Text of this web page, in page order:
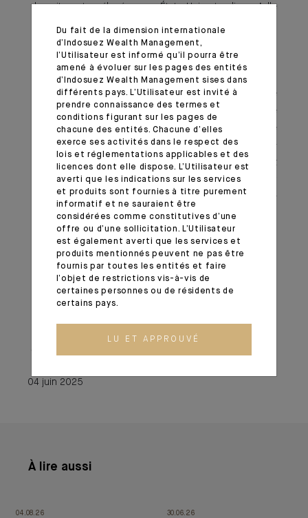
devrait rester élevée aux États-Unis, tandis qu’elle
Dans nos gestions, nous restons fortement diversifiés,
avec une préférence pour les actions des zones
bénéficiant de relance économique et une faible
exposition à la duration américaine sur la partie
obligataire. En parallèle, l’or demeure la valeur refuge
par excellence, tandis que nous restons prudents vis-
à-vis du dollar. Les actifs non cotés restent attractifs, et
nous aborderons dans cette édition l’intérêt de détenir
de la dette privée, notamment via des fonds semi-
liquides dans les allocations de portefeuille.
Important information
Monthly House View, 23.05.2025. - Excerpt of the Editorial
04 juin 2025
À lire aussi
04.08.26 30.06.26
Du fait de la dimension internationale
d’Indosuez Wealth Management,
l’Utilisateur est informé qu’il pourra être
amené à évoluer sur les pages des entités
d’Indosuez Wealth Management sises dans
différents pays. L’Utilisateur est invité à
prendre connaissance des termes et
conditions figurant sur les pages de
chacune des entités. Chacune d’elles
exerce ses activités dans le respect des
lois et réglementations applicables et des
licences dont elle dispose. L’Utilisateur est
averti que les indications sur les services
et produits sont fournies à titre purement
informatif et ne sauraient être
considérées comme constitutives d’une
offre ou d’une sollicitation. L’Utilisateur
est également averti que les services et
produits mentionnés peuvent ne pas être
fournis par toutes les entités et faire
l’objet de restrictions vis-à-vis de
certaines personnes ou de résidents de
certains pays.
LU ET APPROUVÉ